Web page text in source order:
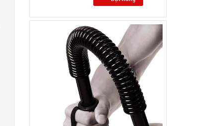
Đặt hàng